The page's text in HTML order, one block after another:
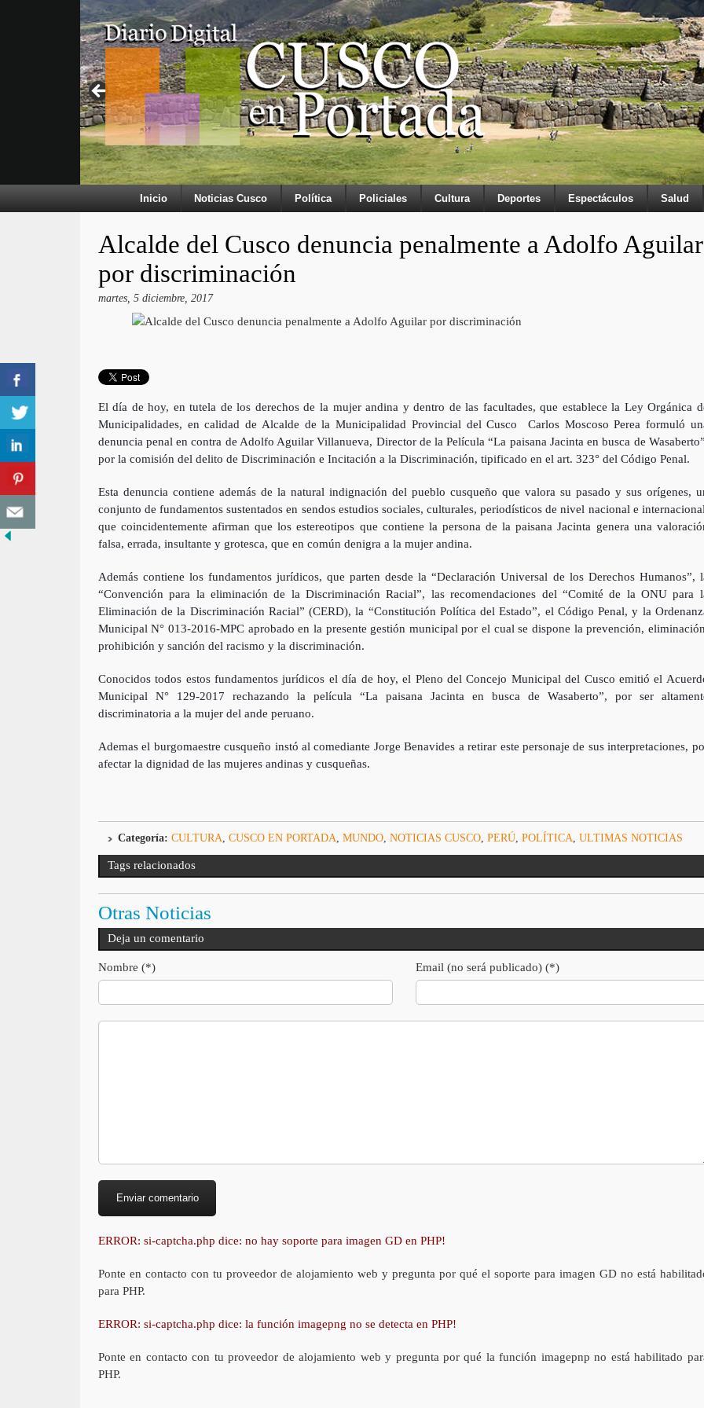
Inicio Noticias Cusco Política Policiales Cultura Deportes Espectáculos Salud
Alcalde del Cusco denuncia penalmente a Adolfo Aguilar
por discriminación
martes, 5 diciembre, 2017
El día de hoy, en tutela de los derechos de la mujer andina y dentro de las facultades, que establece la Ley Orgánica
Municipalidades, en calidad de Alcalde de la Municipalidad Provincial del Cusco Carlos Moscoso Perea formuló
denuncia penal en contra de Adolfo Aguilar Villanueva, Director de la Película “La paisana Jacinta en busca de
por la comisión del delito de Discriminación e Incitación a la Discriminación, tipificado en el art. 323° del Código Penal.
Esta denuncia contiene además de la natural indignación del pueblo cusqueño que valora su pasado y sus orígenes,
conjunto de fundamentos sustentados en sendos estudios sociales, culturales, periodísticos de nivel nacional e
que coincidentemente afirman que los estereotipos que contiene la persona de la paisana Jacinta genera una
falsa, errada, insultante y grotesca, que en común denigra a la mujer andina.
Además contiene los fundamentos jurídicos, que parten desde la “Declaración Universal de los Derechos Humanos”,
“Convención para la eliminación de la Discriminación Racial”, las recomendaciones del “Comité de la ONU para
Eliminación de la Discriminación Racial” (CERD), la “Constitución Política del Estado”, el Código Penal, y la
Municipal N° 013-2016-MPC aprobado en la presente gestión municipal por el cual se dispone la prevención,
prohibición y sanción del racismo y la discriminación.
Conocidos todos estos fundamentos jurídicos el día de hoy, el Pleno del Concejo Municipal del Cusco emitió el
Municipal N° 129-2017 rechazando la película “La paisana Jacinta en busca de Wasaberto”, por ser
discriminatoria a la mujer del ande peruano.
Ademas el burgomaestre cusqueño instó al comediante Jorge Benavides a retirar este personaje de sus interpretaciones,
afectar la dignidad de las mujeres andinas y cusqueñas.
Categoría: CULTURA CUSCO EN PORTADA MUNDO, NOTICIAS CUSCO, PERÚ, POLÍTICA ULTIMAS NOTICIAS
Tags relacionados
Otras Noticias
Deja un comentario
Nombre (*) Email (no será publicado) (*)
ERROR: si-captcha.php dice: no hay soporte para imagen GD en PHP!
Ponte en contacto con tu proveedor de alojamiento web y pregunta por qué el soporte para imagen GD no está
para PHP.
ERROR: si-captcha.php dice: la función imagepng no se detecta en PHP!
Ponte en contacto con tu proveedor de alojamiento web y pregunta por qué la función imagepnp no está habilitado
PHP.